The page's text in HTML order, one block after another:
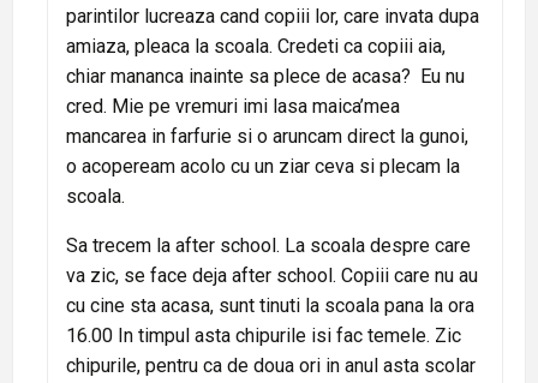
parintilor lucreaza cand copiii lor, care invata dupa
amiaza, pleaca la scoala. Credeti ca copiii aia,
chiar mananca inainte sa plece de acasa? Eu nu
cred. Mie pe vremuri imi lasa maica’mea
mancarea in farfurie si o aruncam direct la gunoi,
o acopeream acolo cu un ziar ceva si plecam la
scoala.
Sa trecem la after school. La scoala despre care
va zic, se face deja after school. Copiii care nu au
cu cine sta acasa, sunt tinuti la scoala pana la ora
16.00 In timpul asta chipurile isi fac temele. Zic
chipurile, pentru ca de doua ori in anul asta scolar